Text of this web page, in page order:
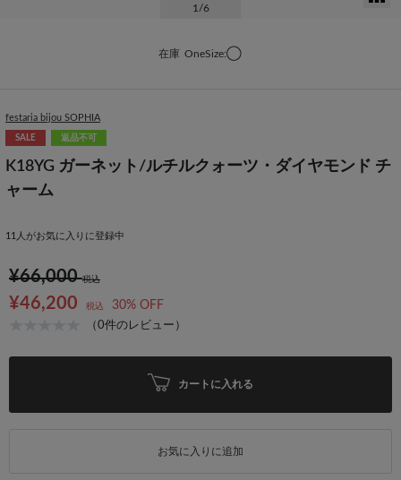
1 /6
在庫 OneSize:◯
festaria bijou SOPHIA
SALE 返品不可
K18YG ガーネット/ルチルクォーツ・ダイヤモンド チ
ャーム
11 人がお気に入りに登録中
¥66,000税込
¥46,200 税込 30% OFF
（0件のレビュー）
カートに入れる
お気に入りに追加